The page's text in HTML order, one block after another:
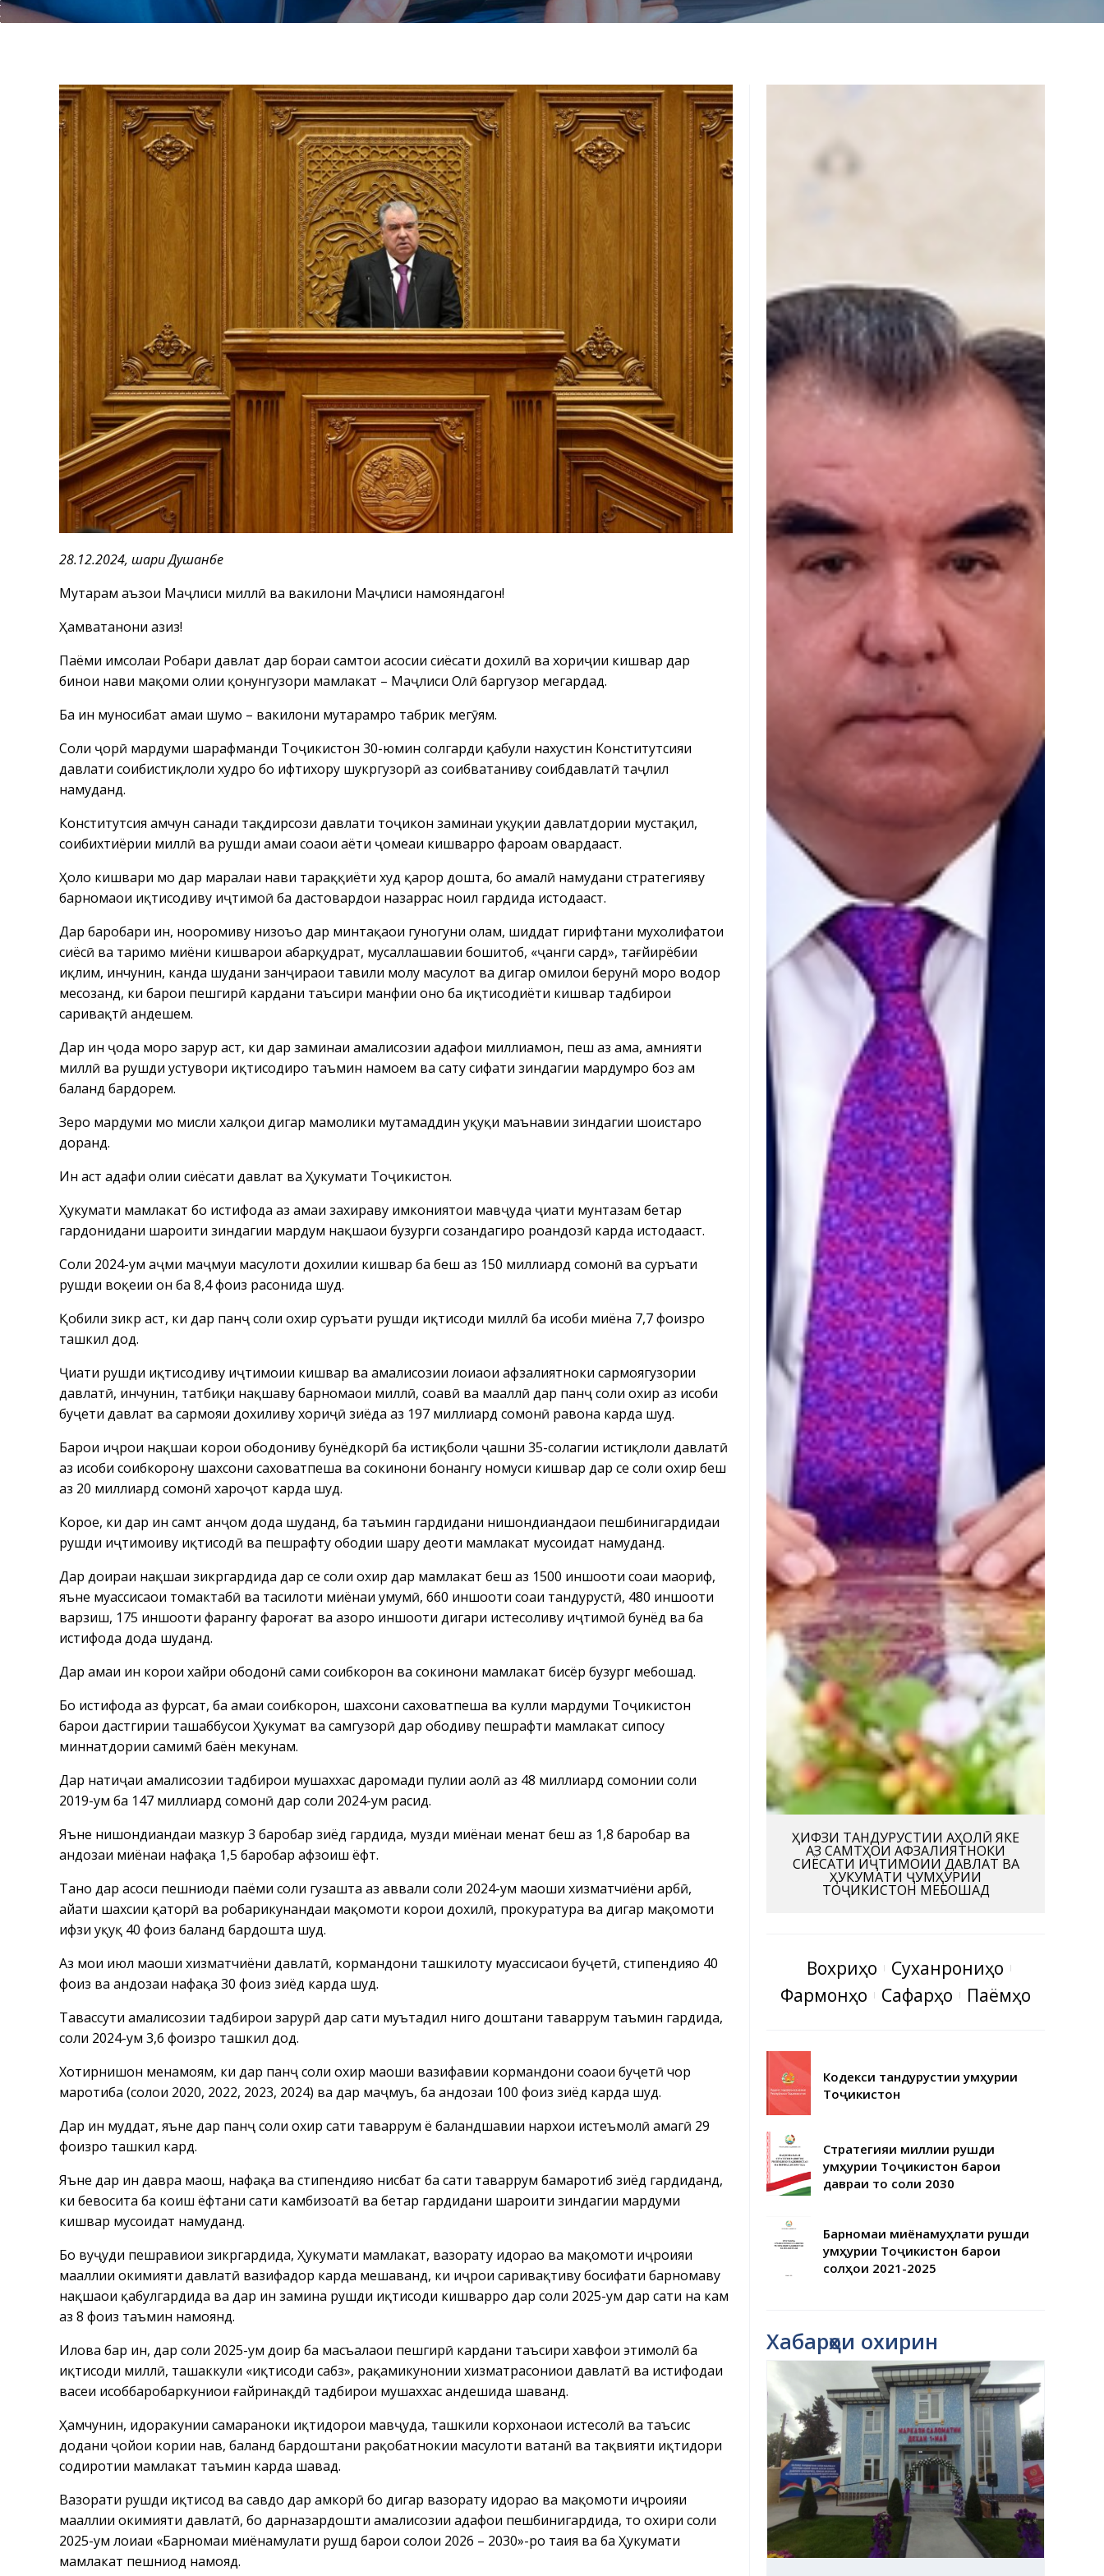
28.12.2024, шаҳри Душанбе
Муҳтарам аъзои Маҷлиси миллӣ ва вакилони Маҷлиси намояндагон!
Ҳамватанони азиз!
Паёми имсолаи Роҳбари давлат дар бораи самтҳои асосии сиёсати дохилӣ ва хориҷии кишвар дар
бинои нави мақоми олии қонунгузори мамлакат – Маҷлиси Олӣ баргузор мегардад.
Ба ин муносибат ҳамаи шумо – вакилони муҳтарамро табрик мегӯям.
Соли ҷорӣ мардуми шарафманди Тоҷикистон 30-юмин солгарди қабули нахустин Конститутсияи
давлати соҳибистиқлоли худро бо ифтихору шукргузорӣ аз соҳибватаниву соҳибдавлатӣ таҷлил
намуданд.
Конститутсия ҳамчун санади тақдирсози давлати тоҷикон заминаи ҳуқуқии давлатдории мустақил,
соҳибихтиёрии миллӣ ва рушди ҳамаи соҳаҳои ҳаёти ҷомеаи кишварро фароҳам овардааст.
Ҳоло кишвари мо дар марҳалаи нави тараққиёти худ қарор дошта, бо амалӣ намудани стратегияву
барномаҳои иқтисодиву иҷтимоӣ ба дастовардҳои назаррас ноил гардида истодааст.
Дар баробари ин, нооромиву низоъҳо дар минтақаҳои гуногуни олам, шиддат гирифтани мухолифатҳои
сиёсӣ ва таҳримҳо миёни кишварҳои абарқудрат, мусаллаҳшавии бошитоб, «ҷанги сард», тағйирёбии
иқлим, инчунин, канда шудани занҷираҳои таҳвили молу маҳсулот ва дигар омилҳои берунӣ моро водор
месозанд, ки барои пешгирӣ кардани таъсири манфии онҳо ба иқтисодиёти кишвар тадбирҳои
саривақтӣ андешем.
Дар ин ҷода моро зарур аст, ки дар заминаи амалисозии ҳадафҳои миллиамон, пеш аз ҳама, амнияти
миллӣ ва рушди устувори иқтисодиро таъмин намоем ва сатҳу сифати зиндагии мардумро боз ҳам
баланд бардорем.
Зеро мардуми мо мисли халқҳои дигар мамолики мутамаддин ҳуқуқи маънавии зиндагии шоистаро
доранд.
Ин аст ҳадафи олии сиёсати давлат ва Ҳукумати Тоҷикистон.
Ҳукумати мамлакат бо истифода аз ҳамаи захираву имкониятҳои мавҷуда ҷиҳати мунтазам беҳтар
гардонидани шароити зиндагии мардум нақшаҳои бузурги созандагиро роҳандозӣ карда истодааст.
Соли 2024-ум ҳаҷми маҷмуи маҳсулоти дохилии кишвар ба беш аз 150 миллиард сомонӣ ва суръати
рушди воқеии он ба 8,4 фоиз расонида шуд.
Қобили зикр аст, ки дар панҷ соли охир суръати рушди иқтисоди миллӣ ба ҳисоби миёна 7,7 фоизро
ташкил дод.
Ҷиҳати рушди иқтисодиву иҷтимоии кишвар ва амалисозии лоиҳаҳои афзалиятноки сармоягузории
давлатӣ, инчунин, татбиқи нақшаву барномаҳои миллӣ, соҳавӣ ва маҳаллӣ дар панҷ соли охир аз ҳисоби
буҷети давлат ва сармояи дохиливу хориҷӣ зиёда аз 197 миллиард сомонӣ равона карда шуд.
Барои иҷрои нақшаи корҳои ободониву бунёдкорӣ ба истиқболи ҷашни 35-солагии истиқлоли давлатӣ
аз ҳисоби соҳибкорону шахсони саховатпеша ва сокинони бонангу номуси кишвар дар се соли охир беш
аз 20 миллиард сомонӣ хароҷот карда шуд.
Корҳое, ки дар ин самт анҷом дода шуданд, ба таъмин гардидани нишондиҳандаҳои пешбинигардидаи
рушди иҷтимоиву иқтисодӣ ва пешрафту ободии шаҳру деҳоти мамлакат мусоидат намуданд.
Дар доираи нақшаи зикргардида дар се соли охир дар мамлакат беш аз 1500 иншооти соҳаи маориф,
яъне муассисаҳои томактабӣ ва таҳсилоти миёнаи умумӣ, 660 иншооти соҳаи тандурустӣ, 480 иншооти
варзиш, 175 иншооти фарҳангу фароғат ва ҳазорҳо иншооти дигари истеҳсоливу иҷтимоӣ бунёд ва ба
истифода дода шуданд.
Дар ҳамаи ин корҳои хайри ободонӣ саҳми соҳибкорон ва сокинони мамлакат бисёр бузург мебошад.
Бо истифода аз фурсат, ба ҳамаи соҳибкорон, шахсони саховатпеша ва кулли мардуми Тоҷикистон
барои дастгирии ташаббусҳои Ҳукумат ва саҳмгузорӣ дар ободиву пешрафти мамлакат сипосу
миннатдории самимӣ баён мекунам.
Дар натиҷаи амалисозии тадбирҳои мушаххас даромади пулии аҳолӣ аз 48 миллиард сомонии соли
2019-ум ба 147 миллиард сомонӣ дар соли 2024-ум расид.
Яъне нишондиҳандаи мазкур 3 баробар зиёд гардида, музди миёнаи меҳнат беш аз 1,8 баробар ва
андозаи миёнаи нафақа 1,5 баробар афзоиш ёфт.
Танҳо дар асоси пешниҳоди паёми соли гузашта аз аввали соли 2024-ум маоши хизматчиёни ҳарбӣ,
ҳайати шахсии қаторӣ ва роҳбарикунандаи мақомоти корҳои дохилӣ, прокуратура ва дигар мақомоти
ҳифзи ҳуқуқ 40 фоиз баланд бардошта шуд.
Аз моҳи июл маоши хизматчиёни давлатӣ, кормандони ташкилоту муассисаҳои буҷетӣ, стипендияҳо 40
фоиз ва андозаи нафақа 30 фоиз зиёд карда шуд.
Тавассути амалисозии тадбирҳои зарурӣ дар сатҳи муътадил нигоҳ доштани таваррум таъмин гардида,
соли 2024-ум 3,6 фоизро ташкил дод.
Хотирнишон менамоям, ки дар панҷ соли охир маоши вазифавии кормандони соҳаҳои буҷетӣ чор
маротиба (солҳои 2020, 2022, 2023, 2024) ва дар маҷмуъ, ба андозаи 100 фоиз зиёд карда шуд.
Дар ин муддат, яъне дар панҷ соли охир сатҳи таваррум ё баландшавии нархҳои истеъмолӣ ҳамагӣ 29
фоизро ташкил кард.
Яъне дар ин давра маош, нафақа ва стипендияҳо нисбат ба сатҳи таваррум бамаротиб зиёд гардиданд,
ки бевосита ба коҳиш ёфтани сатҳи камбизоатӣ ва беҳтар гардидани шароити зиндагии мардуми
кишвар мусоидат намуданд.
Бо вуҷуди пешравиҳои зикргардида, Ҳукумати мамлакат, вазорату идораҳо ва мақомоти иҷроияи
маҳаллии ҳокимияти давлатӣ вазифадор карда мешаванд, ки иҷрои саривақтиву босифати барномаву
нақшаҳои қабулгардида ва дар ин замина рушди иқтисоди кишварро дар соли 2025-ум дар сатҳи на кам
аз 8 фоиз таъмин намоянд.
Илова бар ин, дар соли 2025-ум доир ба масъалаҳои пешгирӣ кардани таъсири хавфҳои эҳтимолӣ ба
иқтисоди миллӣ, ташаккули «иқтисоди сабз», рақамикунонии хизматрасониҳои давлатӣ ва истифодаи
васеи ҳисоббаробаркуниҳои ғайринақдӣ тадбирҳои мушаххас андешида шаванд.
Ҳамчунин, идоракунии самараноки иқтидорҳои мавҷуда, ташкили корхонаҳои истеҳсолӣ ва таъсис
додани ҷойҳои кории нав, баланд бардоштани рақобатнокии маҳсулоти ватанӣ ва тақвияти иқтидори
содиротии мамлакат таъмин карда шавад.
Вазорати рушди иқтисод ва савдо дар ҳамкорӣ бо дигар вазорату идораҳо ва мақомоти иҷроияи
маҳаллии ҳокимияти давлатӣ, бо дарназардошти амалисозии ҳадафҳои пешбинигардида, то охири соли
2025-ум лоиҳаи «Барномаи миёнамуҳлати рушд барои солҳои 2026 – 2030»-ро таҳия ва ба Ҳукумати
мамлакат пешниҳод намояд.
ҲИФЗИ ТАНДУРУСТИИ АҲОЛӢ ЯКЕ
АЗ САМТҲОИ АФЗАЛИЯТНОКИ
СИЁСАТИ ИҶТИМОИИ ДАВЛАТ ВА
ҲУКУМАТИ ҶУМҲУРИИ
ТОҶИКИСТОН МЕБОШАД
Вохӯриҳо
Суханрониҳо
Фармонҳо
Сафарҳо Паёмҳо
Кодекси тандурустии Ҷумҳурии
Тоҷикистон
Стратегияи миллии рушди
Ҷумҳурии Тоҷикистон барои
давраи то соли 2030
Барномаи миёнамуҳлати рушди
Ҷумҳурии Тоҷикистон барои
солҳои 2021-2025
Хабарҳои охирин